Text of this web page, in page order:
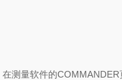
测量软件的